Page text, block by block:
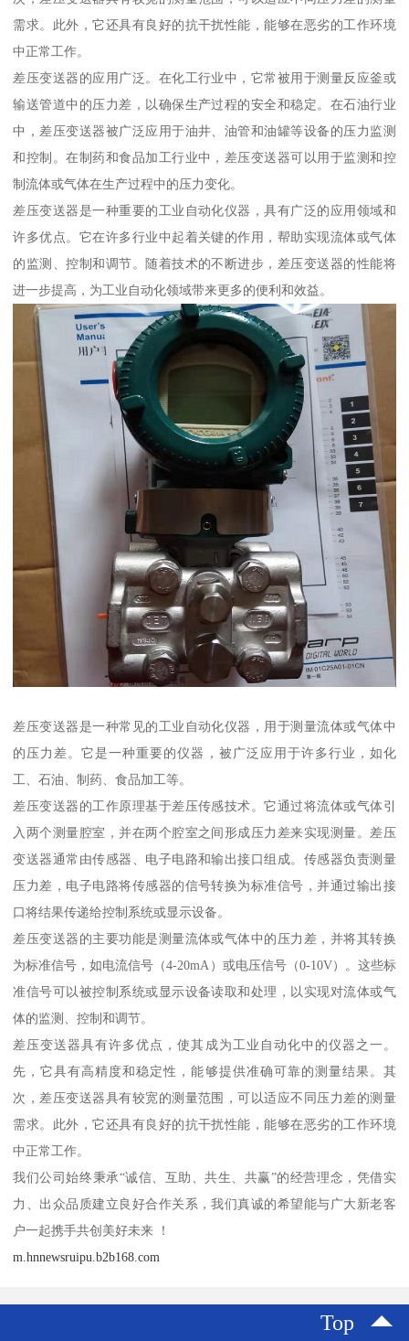
需求。此外，它还具有良好的抗干扰性能，能够在恶劣的工作环境
中正常工作。
差压变送器的应用广泛。在化工行业中，它常被用于测量反应釜或
输送管道中的压力差，以确保生产过程的安全和稳定。在石油行业
中，差压变送器被广泛应用于油井、油管和油罐等设备的压力监测
和控制。在制药和食品加工行业中，差压变送器可以用于监测和控
制流体或气体在生产过程中的压力变化。
差压变送器是一种重要的工业自动化仪器，具有广泛的应用领域和
许多优点。它在许多行业中起着关键的作用，帮助实现流体或气体
的监测、控制和调节。随着技术的不断进步，差压变送器的性能将
进一步提高，为工业自动化领域带来更多的便利和效益。
差压变送器是一种常见的工业自动化仪器，用于测量流体或气体中
的压力差。它是一种重要的仪器，被广泛应用于许多行业，如化
工、石油、制药、食品加工等。
差压变送器的工作原理基于差压传感技术。它通过将流体或气体引
入两个测量腔室，并在两个腔室之间形成压力差来实现测量。差压
变送器通常由传感器、电子电路和输出接口组成。传感器负责测量
压力差，电子电路将传感器的信号转换为标准信号，并通过输出接
口将结果传递给控制系统或显示设备。
差压变送器的主要功能是测量流体或气体中的压力差，并将其转换
为标准信号，如电流信号（4-20mA）或电压信号（0-10V）。这些标
准信号可以被控制系统或显示设备读取和处理，以实现对流体或气
体的监测、控制和调节。
差压变送器具有许多优点，使其成为工业自动化中的仪器之一。
先，它具有高精度和稳定性，能够提供准确可靠的测量结果。其
次，差压变送器具有较宽的测量范围，可以适应不同压力差的测量
需求。此外，它还具有良好的抗干扰性能，能够在恶劣的工作环境
中正常工作。
我们公司始终秉承“诚信、互助、共生、共赢”的经营理念，凭借实
力、出众品质建立良好合作关系，我们真诚的希望能与广大新老客
户一起携手共创美好未来 ！
m.hnnewsruipu.b2b168.com
Top